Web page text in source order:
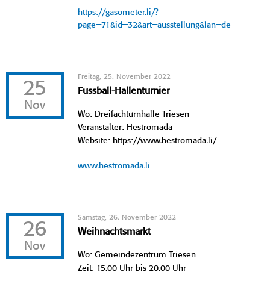
https://gasometer.li/?
page=71&id=32&art=ausstellung&lan=de
25
Nov
Freitag, 25. November 2022
Fussball-Hallenturnier
Wo: Dreifachturnhalle Triesen
Veranstalter: Hestromada
Website: https://www.hestromada.li/
www.hestromada.li
26
Nov
Samstag, 26. November 2022
Weihnachtsmarkt
Wo: Gemeindezentrum Triesen
Zeit: 15.00 Uhr bis 20.00 Uhr